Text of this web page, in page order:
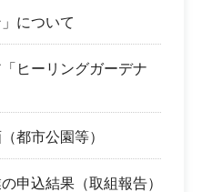
について
ヒーリングガーデナ
都市公園等）
申込結果（取組報告）